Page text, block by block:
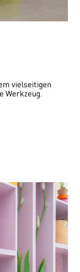
vielseitigen
Werkzeug.